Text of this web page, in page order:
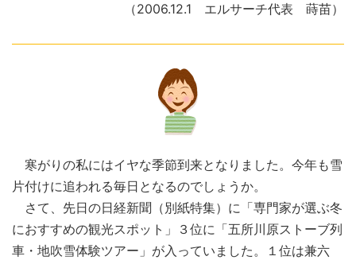
（2006.12.1 エルサーチ代表 蒔苗）
寒がりの私にはイヤな季節到来となりました。今年も雪
片付けに追われる毎日となるのでしょうか。
さて、先日の日経新聞（別紙特集）に「専門家が選ぶ冬
におすすめの観光スポット」３位に「五所川原ストーブ列
車・地吹雪体験ツアー」が入っていました。１位は兼六